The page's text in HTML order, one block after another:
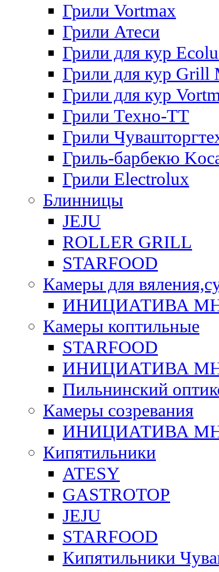
Грили Vortmax
Грили Атеси
Грили для кур
Грили для кур Grill
Грили для кур
Грили Техно-ТТ
Грили
Гриль-барбекю
Грили Electrolux
Блинницы
JEJU
ROLLER GRILL
STARFOOD
Камеры для
ИНИЦИАТИВА
Камеры коптильные
STARFOOD
ИНИЦИАТИВА
Пильнинский
Камеры созревания
ИНИЦИАТИВА
Кипятильники
ATESY
GASTROTOP
JEJU
STARFOOD
Кипятильники